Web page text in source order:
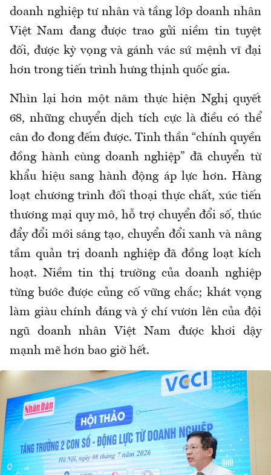
doanh nghiệp tư nhân và tầng lớp doanh nhân
Việt Nam đang được trao gửi niềm tin tuyệt
đối, được kỳ vọng và gánh vác sứ mệnh vĩ đại
hơn trong tiến trình hưng thịnh quốc gia.
Nhìn lại hơn một năm thực hiện Nghị quyết
68, những chuyển dịch tích cực là điều có thể
cân đo đong đếm được. Tinh thần “chính quyền
đồng hành cùng doanh nghiệp” đã chuyển từ
khẩu hiệu sang hành động áp lực hơn. Hàng
loạt chương trình đối thoại thực chất, xúc tiến
thương mại quy mô, hỗ trợ chuyển đổi số, thúc
đẩy đổi mới sáng tạo, chuyển đổi xanh và nâng
tầm quản trị doanh nghiệp đã đồng loạt kích
hoạt. Niềm tin thị trường của doanh nghiệp
từng bước được củng cố vững chắc; khát vọng
làm giàu chính đáng và ý chí vươn lên của đội
ngũ doanh nhân Việt Nam được khơi dậy
mạnh mẽ hơn bao giờ hết.